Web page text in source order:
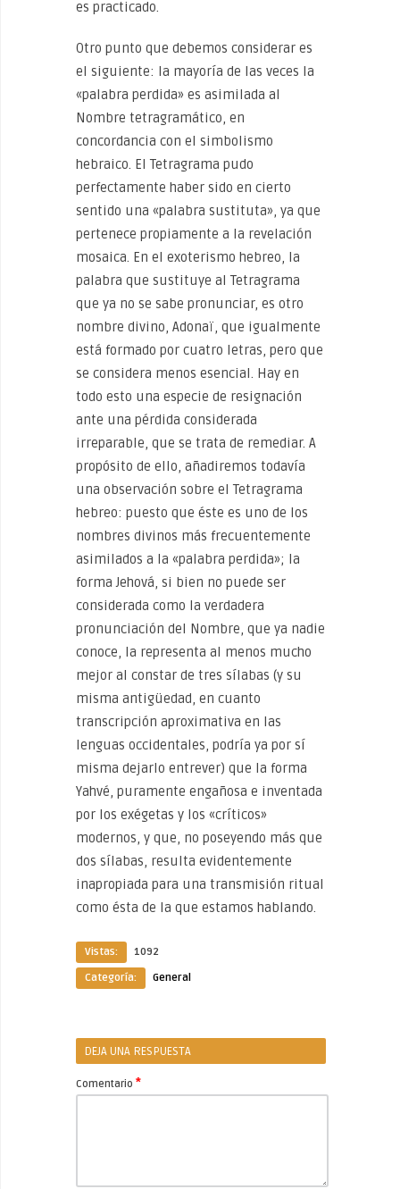
es practicado.
Otro punto que debemos considerar es
el siguiente: la mayoría de las veces la
«palabra perdida» es asimilada al
Nombre tetragramático, en
concordancia con el simbolismo
hebraico. El Tetragrama pudo
perfectamente haber sido en cierto
sentido una «palabra sustituta», ya que
pertenece propiamente a la revelación
mosaica. En el exoterismo hebreo, la
palabra que sustituye al Tetragrama
que ya no se sabe pronunciar, es otro
nombre divino, Adonaï, que igualmente
está formado por cuatro letras, pero que
se considera menos esencial. Hay en
todo esto una especie de resignación
ante una pérdida considerada
irreparable, que se trata de remediar. A
propósito de ello, añadiremos todavía
una observación sobre el Tetragrama
hebreo: puesto que éste es uno de los
nombres divinos más frecuentemente
asimilados a la «palabra perdida»; la
forma Jehová, si bien no puede ser
considerada como la verdadera
pronunciación del Nombre, que ya nadie
conoce, la representa al menos mucho
mejor al constar de tres sílabas (y su
misma antigüedad, en cuanto
transcripción aproximativa en las
lenguas occidentales, podría ya por sí
misma dejarlo entrever) que la forma
Yahvé, puramente engañosa e inventada
por los exégetas y los «críticos»
modernos, y que, no poseyendo más que
dos sílabas, resulta evidentemente
inapropiada para una transmisión ritual
como ésta de la que estamos hablando.
Vistas:
1092
Categoría:
General
DEJA UNA RESPUESTA
Comentario *